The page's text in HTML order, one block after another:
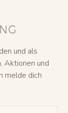
und als
Aktionen und
melde dich